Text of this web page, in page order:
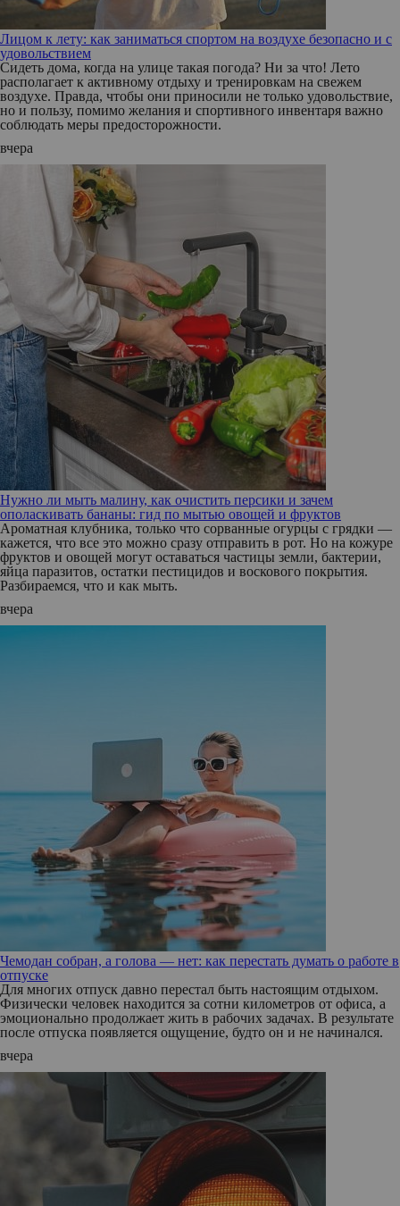
Лицом к лету: как заниматься спортом на воздухе безопасно и с
удовольствием
Сидеть дома, когда на улице такая погода? Ни за что! Лето
располагает к активному отдыху и тренировкам на свежем
воздухе. Правда, чтобы они приносили не только удовольствие,
но и пользу, помимо желания и спортивного инвентаря важно
соблюдать меры предосторожности.
вчера
Нужно ли мыть малину, как очистить персики и зачем
ополаскивать бананы: гид по мытью овощей и фруктов
Ароматная клубника, только что сорванные огурцы с грядки —
кажется, что все это можно сразу отправить в рот. Но на кожуре
фруктов и овощей могут оставаться частицы земли, бактерии,
яйца паразитов, остатки пестицидов и воскового покрытия.
Разбираемся, что и как мыть.
вчера
Чемодан собран, а голова — нет: как перестать думать о работе в
отпуске
Для многих отпуск давно перестал быть настоящим отдыхом.
Физически человек находится за сотни километров от офиса, а
эмоционально продолжает жить в рабочих задачах. В результате
после отпуска появляется ощущение, будто он и не начинался.
вчера